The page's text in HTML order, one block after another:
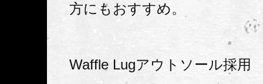
方にもおすすめ。
Waffle Lugアウトソール採用